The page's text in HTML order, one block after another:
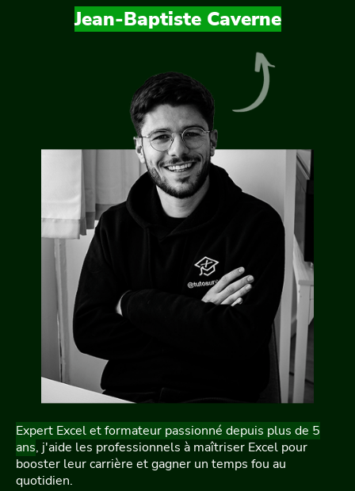
Jean-Baptiste Caverne
Expert Excel et formateur passionné depuis plus de 5
ans, j'aide les professionnels à maîtriser Excel pour
booster leur carrière et gagner un temps fou au
quotidien.